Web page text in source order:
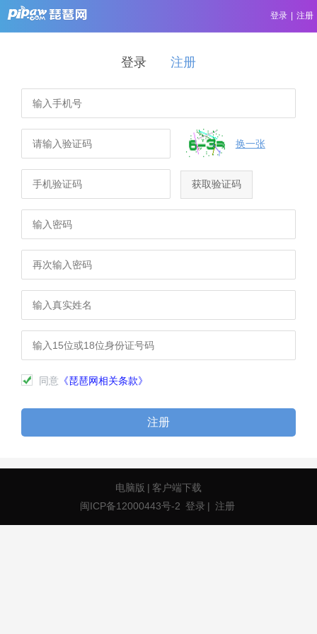
登录 注册
登录 注册
换一张
获取验证码
同意 《琵琶网相关条款》
注册
电脑版 | 客户端下载
闽ICP备12000443号-2 登录 | 注册